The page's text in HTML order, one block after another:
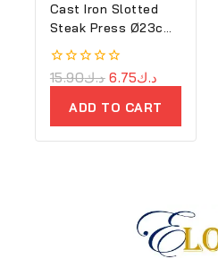
Cast Iron Slotted
Steak Press Ø23cm
– Ron
0
out
د.ك15.90 د.ك6.75
ADD TO CART